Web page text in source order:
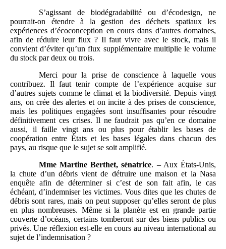
S’agissant de biodégradabilité ou d’écodesign, ne
pourrait-on étendre à la gestion des déchets spatiaux les
expériences d’écoconception en cours dans d’autres domaines,
afin de réduire leur flux ? Il faut vivre avec le stock, mais il
convient d’éviter qu’un flux supplémentaire multiplie le volume
du stock par deux ou trois.
Merci pour la prise de conscience à laquelle vous
contribuez. Il faut tenir compte de l’expérience acquise sur
d’autres sujets comme le climat et la biodiversité. Depuis vingt
ans, on crée des alertes et on incite à des prises de conscience,
mais les politiques engagées sont insuffisantes pour résoudre
définitivement ces crises. Il ne faudrait pas qu’en ce domaine
aussi, il faille vingt ans ou plus pour établir les bases de
coopération entre États et les bases légales dans chacun des
pays, au risque que le sujet se soit amplifié.
Mme Martine Berthet, sénatrice. – Aux États-Unis,
la chute d’un débris vient de détruire une maison et la Nasa
enquête afin de déterminer si c’est de son fait afin, le cas
échéant, d’indemniser les victimes. Vous dites que les chutes de
débris sont rares, mais on peut supposer qu’elles seront de plus
en plus nombreuses. Même si la planète est en grande partie
couverte d’océans, certains tomberont sur des biens publics ou
privés. Une réflexion est-elle en cours au niveau international au
sujet de l’indemnisation ?